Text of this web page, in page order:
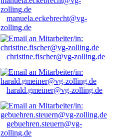
manuela.eckebrecht@vg-
zolling.de
christine.fischer@vg-zolling.de
harald.gmeiner@vg-zolling.de
gebuehren.steuern@vg-
zolling.de